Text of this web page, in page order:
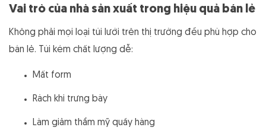
Vai trò của nhà sản xuất trong hiệu quả bán lẻ
Không phải mọi loại túi lưới trên thị trường đều phù hợp cho
bán lẻ. Túi kém chất lượng dễ:
Mất form
Rách khi trưng bày
Làm giảm thẩm mỹ quầy hàng